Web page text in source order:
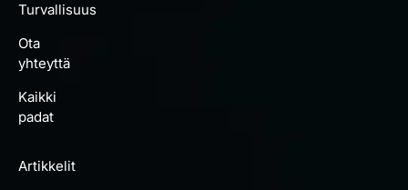
Turvallisuus
Ota
yhteyttä
Kaikki
padat
Artikkelit